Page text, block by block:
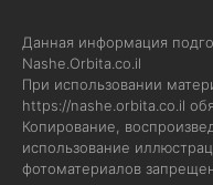
Данная информация
Nashe.Orbita.co.il
При использовании
https://nashe.orbita.co.il
Копирование,
использование
фотоматериалов